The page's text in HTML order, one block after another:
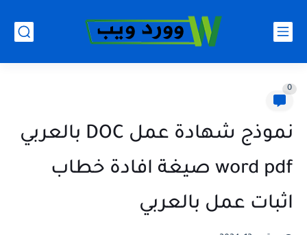
0
نموذج شهادة عمل DOC بالعربي
word pdf صيغة افادة خطاب
اثبات عمل بالعربي